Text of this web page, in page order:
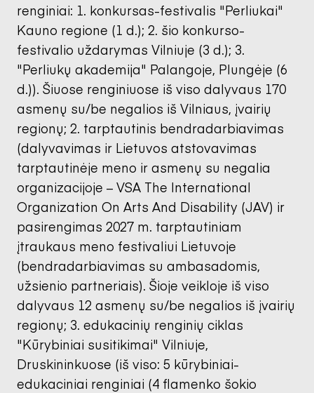
renginiai: 1. konkursas-festivalis "Perliukai"
Kauno regione (1 d.); 2. šio konkurso-
festivalio uždarymas Vilniuje (3 d.); 3.
"Perliukų akademija" Palangoje, Plungėje (6
d.)). Šiuose renginiuose iš viso dalyvaus 170
asmenų su/be negalios iš Vilniaus, įvairių
regionų; 2. tarptautinis bendradarbiavimas
(dalyvavimas ir Lietuvos atstovavimas
tarptautinėje meno ir asmenų su negalia
organizacijoje – VSA The International
Organization On Arts And Disability (JAV) ir
pasirengimas 2027 m. tarptautiniam
įtraukaus meno festivaliui Lietuvoje
(bendradarbiavimas su ambasadomis,
užsienio partneriais). Šioje veikloje iš viso
dalyvaus 12 asmenų su/be negalios iš įvairių
regionų; 3. edukacinių renginių ciklas
"Kūrybiniai susitikimai" Vilniuje,
Druskininkuose (iš viso: 5 kūrybiniai-
edukaciniai renginiai (4 flamenko šokio